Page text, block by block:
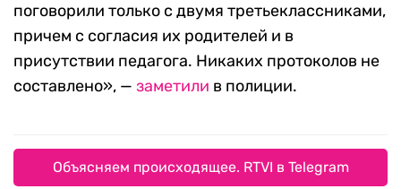
поговорили только с двумя третьеклассниками,
причем с согласия их родителей и в
присутствии педагога. Никаких протоколов не
составлено», — заметили в полиции.
Объясняем происходящее. RTVI в Telegram